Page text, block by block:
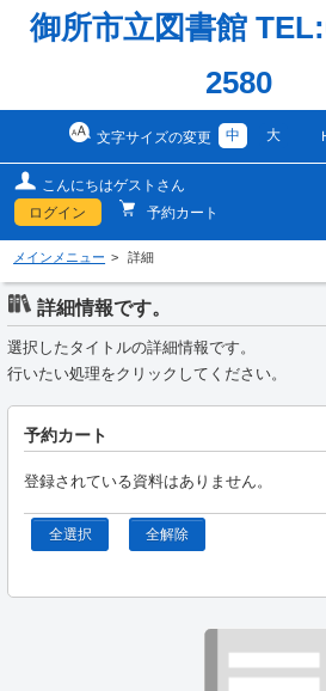
御所市立図書館
2580
文字サイズの変更 中 大
こんにちはゲストさん
ログイン
予約カート
メインメニュー 詳細
詳細情報です。
選択したタイトルの詳細情報です。
行いたい処理をクリックしてください。
予約カート
登録されている資料はありません。
全選択 全解除